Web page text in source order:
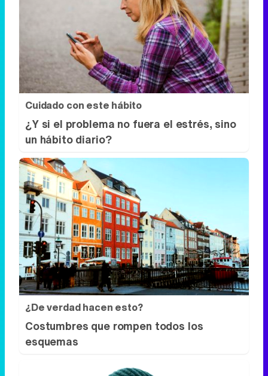
Cuidado con este hábito
¿Y si el problema no fuera el estrés, sino
un hábito diario?
¿De verdad hacen esto?
Costumbres que rompen todos los
esquemas